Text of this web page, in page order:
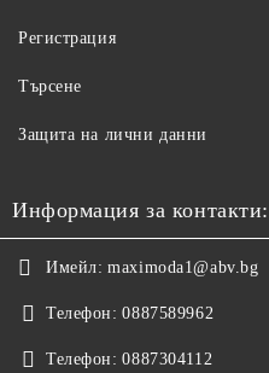
Регистрация
Търсене
Защита на лични данни
Информация за контакти:
Имейл: maximoda1@abv.bg
Телефон: 0887589962
Телефон: 0887304112